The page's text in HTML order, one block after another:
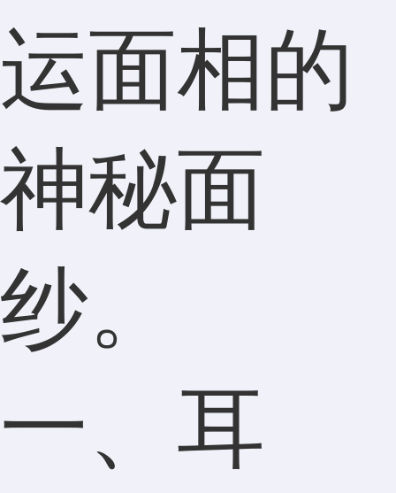
运面相的
神秘面
纱。
一、耳